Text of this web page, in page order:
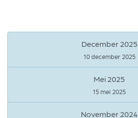
December 2025
10 december 2025
Mei 2025
15 mei 2025
November 2024